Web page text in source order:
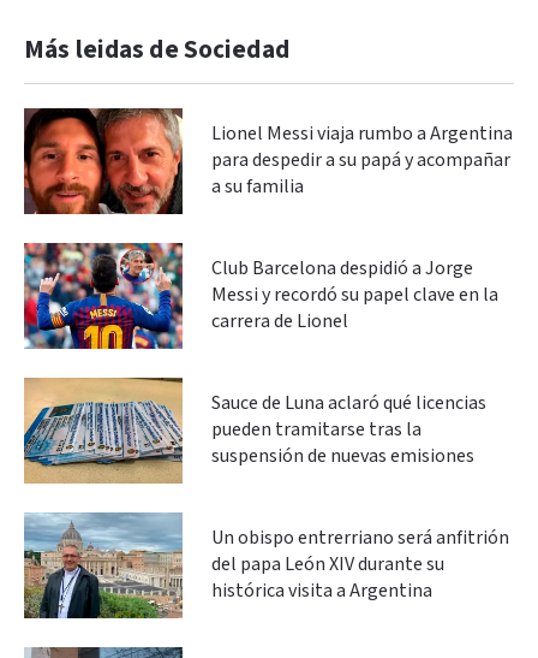
Más leidas de Sociedad
Lionel Messi viaja rumbo a Argentina
para despedir a su papá y acompañar
a su familia
Club Barcelona despidió a Jorge
Messi y recordó su papel clave en la
carrera de Lionel
Sauce de Luna aclaró qué licencias
pueden tramitarse tras la
suspensión de nuevas emisiones
Un obispo entrerriano será anfitrión
del papa León XIV durante su
histórica visita a Argentina